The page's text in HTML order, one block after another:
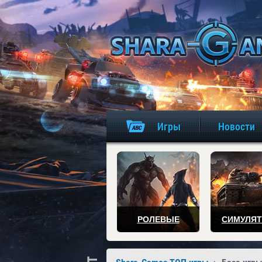
Игры Новости
РОЛЕВЫЕ